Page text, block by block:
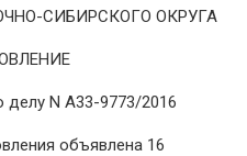
СИБИРСКОГО ОКРУГА
делу N А33-9773/2016
объявлена 16